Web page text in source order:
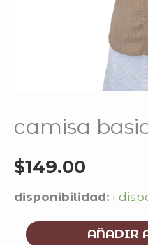
camisa
$149.00
disponibilidad: 1
AÑADIR